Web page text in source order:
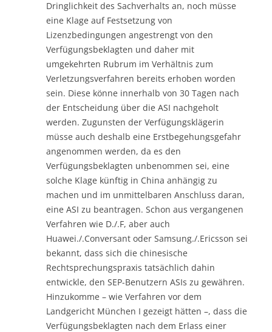
Dringlichkeit des Sachverhalts an, noch müsse
eine Klage auf Festsetzung von
Lizenzbedingungen angestrengt von den
Verfügungsbeklagten und daher mit
umgekehrten Rubrum im Verhältnis zum
Verletzungsverfahren bereits erhoben worden
sein. Diese könne innerhalb von 30 Tagen nach
der Entscheidung über die ASI nachgeholt
werden. Zugunsten der Verfügungsklägerin
müsse auch deshalb eine Erstbegehungsgefahr
angenommen werden, da es den
Verfügungsbeklagten unbenommen sei, eine
solche Klage künftig in China anhängig zu
machen und im unmittelbaren Anschluss daran,
eine ASI zu beantragen. Schon aus vergangenen
Verfahren wie D./.F, aber auch
Huawei./.Conversant oder Samsung./.Ericsson sei
bekannt, dass sich die chinesische
Rechtsprechungspraxis tatsächlich dahin
entwickle, den SEP-Benutzern ASIs zu gewähren.
Hinzukomme – wie Verfahren vor dem
Landgericht München I gezeigt hätten –, dass die
Verfügungsbeklagten nach dem Erlass einer